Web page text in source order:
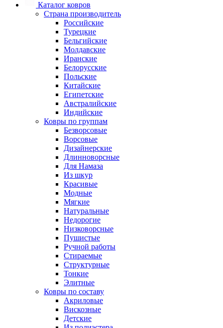
Каталог ковров
Страна производитель
Российские
Турецкие
Бельгийские
Молдавские
Иранские
Белорусские
Польские
Китайские
Египетские
Австралийские
Индийские
Ковры по группам
Безворсовые
Ворсовые
Дизайнерские
Длинноворсные
Для Намаза
Из шкур
Красивые
Модные
Мягкие
Натуральные
Недорогие
Низковорсные
Пушистые
Ручной работы
Стираемые
Структурные
Тонкие
Элитные
Ковры по составу
Акриловые
Вискозные
Детские